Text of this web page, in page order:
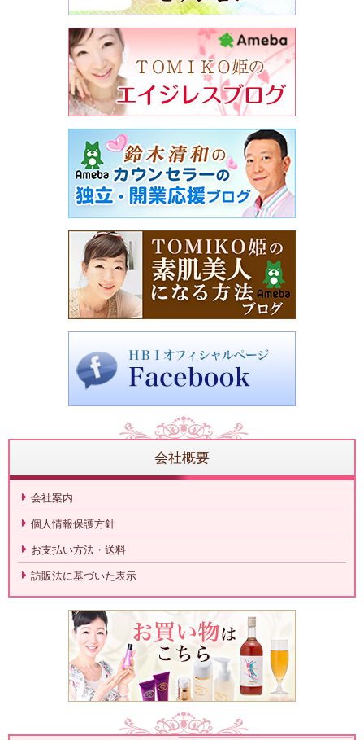
会社概要
会社案内
個人情報保護方針
お支払い方法・送料
訪販法に基づいた表示